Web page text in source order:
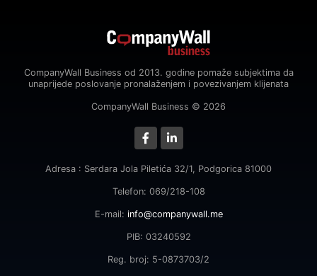
CompanyWall Business od 2013. godine pomaže subjektima da
unaprijede poslovanje pronalaženjem i povezivanjem klijenata
CompanyWall Business © 2026
Adresa : Serdara Jola Piletića 32/1, Podgorica 81000
Telefon: 069/218-108
E-mail: info@companywall.me
PIB: 03240592
Reg. broj: 5-0873703/2